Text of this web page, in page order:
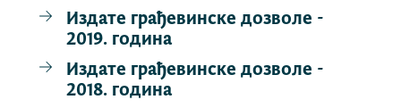
Издате грађевинске дозволе -
2019. година
Издате грађевинске дозволе -
2018. година